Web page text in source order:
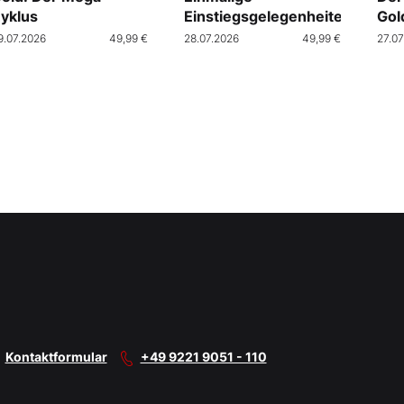
49,99 €
Einstiegsgelegenheiten
28.07.2026 49,99 €
Kontaktformular +49 9221 9051 - 110